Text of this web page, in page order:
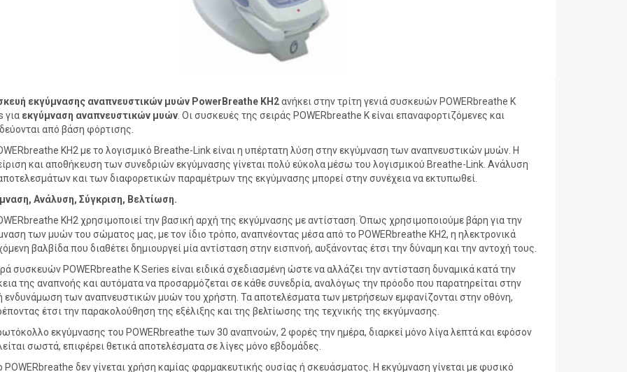
εκγύμνασης αναπνευστικών μυών PowerBreathe KH2ανήκει στην τρίτη γενιά συσκευών POWERbreathe Κ
για εκγύμναση αναπνευστικών μυών. Οι συσκευές της σειράς POWERbreathe K είναι επαναφορτιζόμενες και
από βάση φόρτισης.
KH2 με το λογισμικό Breathe-Link είναι η υπέρτατη λύση στην εκγύμναση των αναπνευστικών μυών. Η
και αποθήκευση των συνεδριών εκγύμνασης γίνεται πολύ εύκολα μέσω του λογισμικού Breathe-Link. Ανάλυση
και των διαφορετικών παραμέτρων της εκγύμνασης μπορεί στην συνέχεια να εκτυπωθεί.
Ανάλυση, Σύγκριση, Βελτίωση.
KH2 χρησιμοποιεί την βασική αρχή της εκγύμνασης με αντίσταση. Όπως χρησιμοποιούμε βάρη για την
των μυών του σώματος μας, με τον ίδιο τρόπο, αναπνέοντας μέσα από το POWERbreathe KH2, η ηλεκτρονικά
βαλβίδα που διαθέτει δημιουργεί μία αντίσταση στην εισπνοή, αυξάνοντας έτσι την δύναμη και την αντοχή τους.
συσκευών POWERbreathe K Series είναι ειδικά σχεδιασμένη ώστε να αλλάζει την αντίσταση δυναμικά κατά την
της αναπνοής και αυτόματα να προσαρμόζεται σε κάθε συνεδρία, αναλόγως την πρόοδο που παρατηρείται στην
ενδυνάμωση των αναπνευστικών μυών του χρήστη. Τα αποτελέσματα των μετρήσεων εμφανίζονται στην οθόνη,
έτσι την παρακολούθηση της εξέλιξης και της βελτίωσης της τεχνικής της εκγύμνασης.
εκγύμνασης του POWERbreathe των 30 αναπνοών, 2 φορές την ημέρα, διαρκεί μόνο λίγα λεπτά και εφόσον
σωστά, επιφέρει θετικά αποτελέσματα σε λίγες μόνο εβδομάδες.
POWERbreathe δεν γίνεται χρήση καμίας φαρμακευτικής ουσίας ή σκευάσματος. Η εκγύμναση γίνεται με φυσικό